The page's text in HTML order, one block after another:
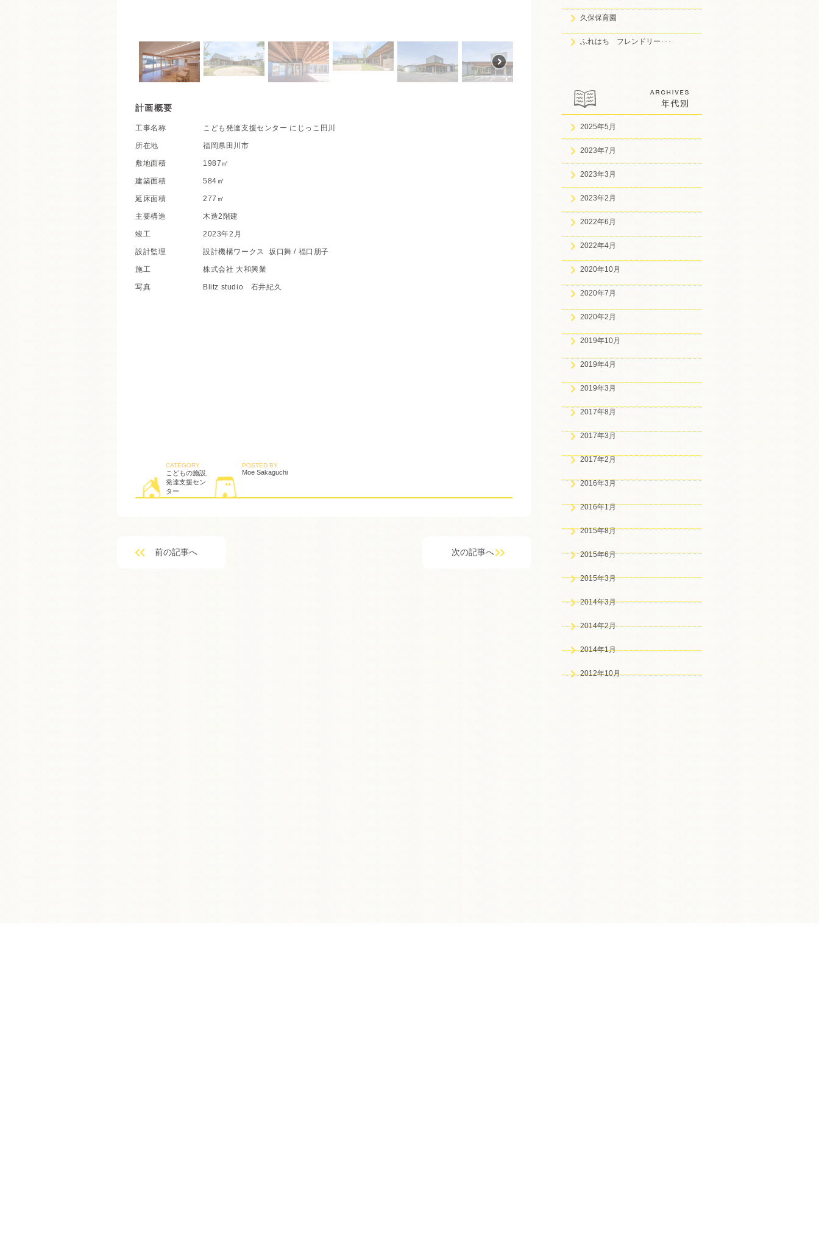
計画概要
工事名称 こども発達支援センター にじっこ田川
所在地 福岡県田川市
敷地面積 1987㎡
建築面積 584㎡
延床面積 277㎡
主要構造 木造2階建
竣工 2023年2月
設計監理 設計機構ワークス 坂口舞 / 福口朋子
施工 株式会社 大和興業
写真 Blitz studio 石井紀久
CATEGORY
こどもの施設
発達支援セン
ター
POSTED BY
Moe Sakaguchi
前の記事へ 次の記事へ
久保保育園
ふれはち フレンドリー･･･
2025年5月
2023年7月
2023年3月
2023年2月
2022年6月
2022年4月
2020年10月
2020年7月
2020年2月
2019年10月
2019年4月
2019年3月
2017年8月
2017年3月
2017年2月
2016年3月
2016年1月
2015年8月
2015年6月
2015年3月
2014年3月
2014年2月
2014年1月
2012年10月